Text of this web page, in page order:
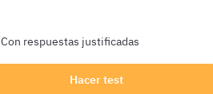
Con respuestas justificadas
Hacer test